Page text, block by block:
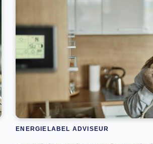
ENERGIELABEL ADVISEUR